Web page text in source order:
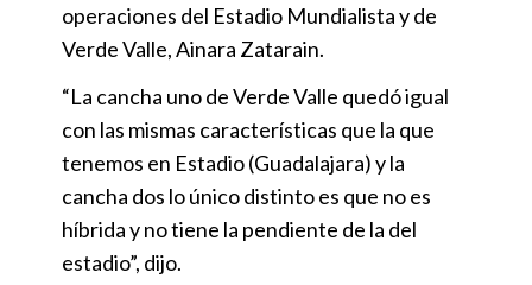
operaciones del Estadio Mundialista y de
Verde Valle, Ainara Zatarain.
“La cancha uno de Verde Valle quedó igual
con las mismas características que la que
tenemos en Estadio (Guadalajara) y la
cancha dos lo único distinto es que no es
híbrida y no tiene la pendiente de la del
estadio”, dijo.